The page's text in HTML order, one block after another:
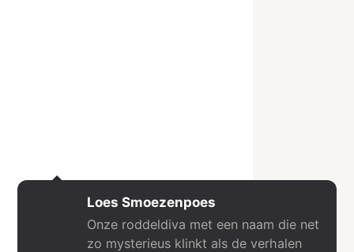
Loes Smoezenpoes
Onze roddeldiva met een naam die net
zo mysterieus klinkt als de verhalen